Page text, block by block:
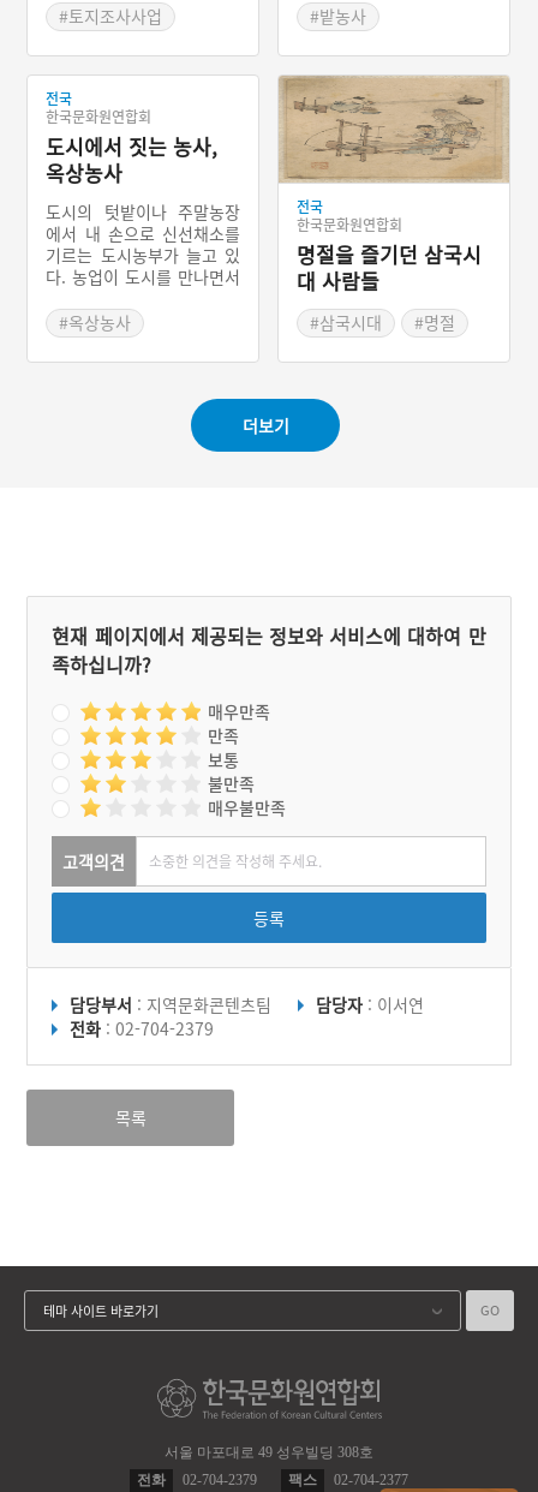
았다. 1920년대 사회주의
영향으로 의식이 성장한 농
민들은 조선 농촌 동맹을 중
심으로 소작인들의 권익을
얻기 위해 조합 등 단체를
만들었다. 소작쟁의의 목적
은 소작료 인하이다. 1920
년대 시작하여 1930년대 초
에 가장 활발한 소작쟁의가
일어났다.
#토지조사사업
요한데, 이 때문에 그간 한
반도 농경의 출발은 신석기
설, 청동기설 등으로 존재했
다. 그러나 2012년 강원도
고성군 문암리 유적에서 신
석기시대 밭 유적이 새로 발
굴되면서 한반도에서도 신
석기에 농경이 시작되었음
이 입증되었다.
#밭농사
전국
한국문화원연합회
도시에서 짓는 농사,
옥상농사
도시의 텃밭이나 주말농장
에서 내 손으로 신선채소를
기르는 도시농부가 늘고 있
다. 농업이 도시를 만나면서
국민의 먹을거리를 생산하
는 산업에서 이젠 먹을거리
는 물론 건강과 환경개선 및
시민들이 삶의 질 향상을 위
해 꼭 필요한 산업으로 바뀌
#옥상농사
전국
한국문화원연합회
명절을 즐기던 삼국시
대 사람들
#삼국시대
#명절
더보기
현재 페이지에서 제공되는 정보와 서비스에 대하여 만
족하십니까?
매우만족
만족
보통
불만족
매우불만족
고객의견
등록
담당부서 : 지역문화콘텐츠팀 담당자 : 이서연
전화 : 02-704-2379
목록
서울 마포대로 49 성우빌딩 308호
전화
02-704-2379 팩스 02-704-2377
테마 사이트 바로가기 GO